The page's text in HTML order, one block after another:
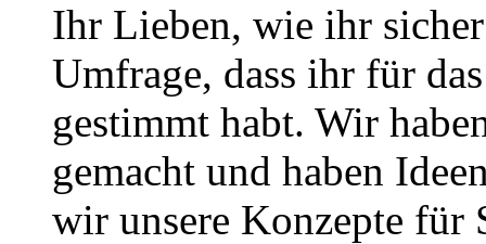
Ihr Lieben, wie ihr
Umfrage, dass ihr für
gestimmt habt. Wir
gemacht und haben
wir unsere Konzepte für